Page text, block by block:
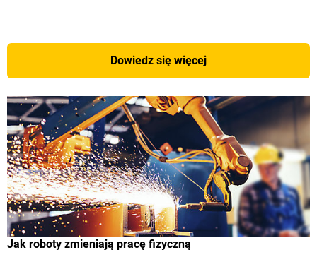
Dowiedz się więcej
Jak roboty zmieniają pracę fizyczną